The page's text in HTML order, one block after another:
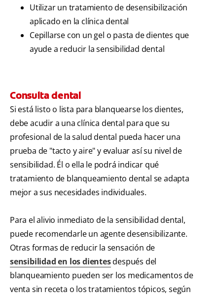
Utilizar un tratamiento de desensibilización
aplicado en la clínica dental
Cepillarse con un gel o pasta de dientes que
ayude a reducir la sensibilidad dental
Consulta dental
Si está listo o lista para blanquearse los dientes,
debe acudir a una clínica dental para que su
profesional de la salud dental pueda hacer una
prueba de "tacto y aire" y evaluar así su nivel de
sensibilidad. Él o ella le podrá indicar qué
tratamiento de blanqueamiento dental se adapta
mejor a sus necesidades individuales.
Para el alivio inmediato de la sensibilidad dental,
puede recomendarle un agente desensibilizante.
Otras formas de reducir la sensación de
sensibilidad en los dientesdespués del
blanqueamiento pueden ser los medicamentos de
venta sin receta o los tratamientos tópicos, según